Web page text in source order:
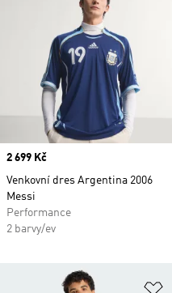
Price
2 699 Kč
Venkovní dres Argentina 2006
Messi
Performance
2 barvy/ev